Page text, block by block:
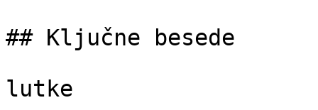
## Ključne besede
lutke